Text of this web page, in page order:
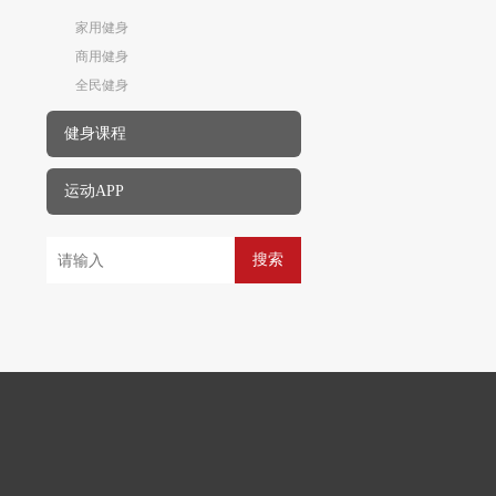
家用健身
商用健身
全民健身
健身课程
运动APP
搜索